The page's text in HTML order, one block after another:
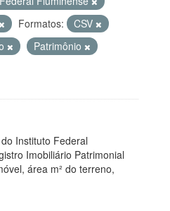
Formatos:
CSV
Patrimônio
Instituto Federal
Imobiliário Patrimonial
área m² do terreno,